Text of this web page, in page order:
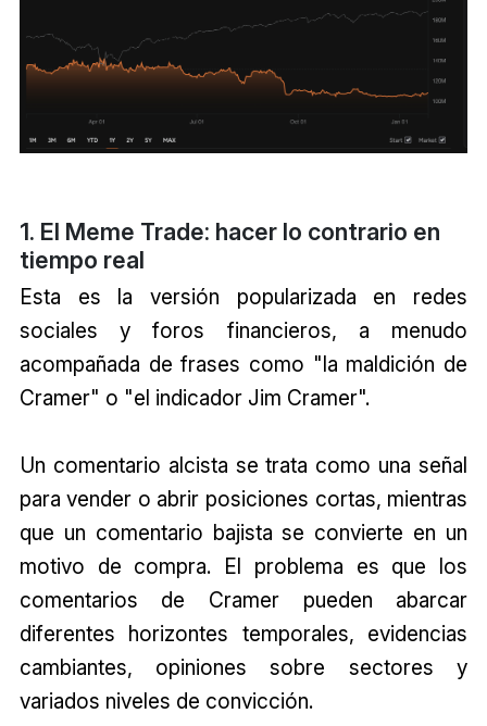
1. El Meme Trade: hacer lo contrario en
tiempo real
Esta es la versión popularizada en redes
sociales y foros financieros, a menudo
acompañada de frases como "la maldición de
Cramer" o "el indicador Jim Cramer".
Un comentario alcista se trata como una señal
para vender o abrir posiciones cortas, mientras
que un comentario bajista se convierte en un
motivo de compra. El problema es que los
comentarios de Cramer pueden abarcar
diferentes horizontes temporales, evidencias
cambiantes, opiniones sobre sectores y
variados niveles de convicción.